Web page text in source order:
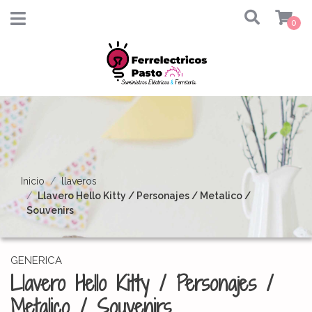
0
Inicio
llaveros
Llavero Hello Kitty / Personajes / Metalico /
Souvenirs
GENERICA
Llavero Hello Kitty / Personajes /